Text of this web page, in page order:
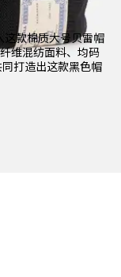
这款棉质大号贝雷帽
维混纺面料、均码
打造出这款黑色帽